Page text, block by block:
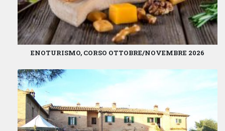
ENOTURISMO, CORSO OTTOBRE/NOVEMBRE 2026